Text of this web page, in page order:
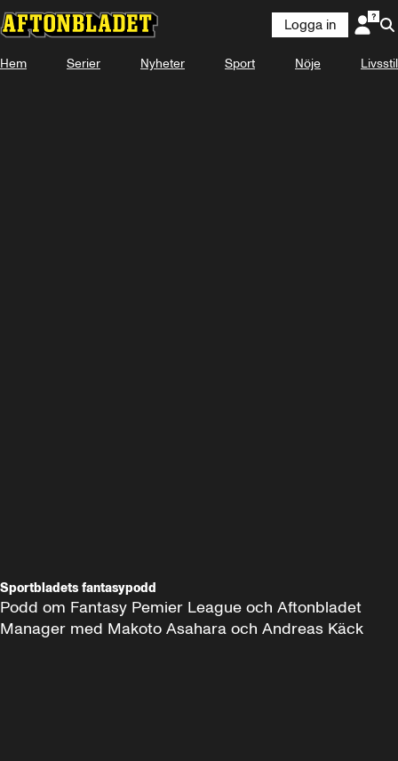
Logga in
Hem Serier Nyheter Sport Nöje Livsstil
Sportbladets fantasypodd
Podd om Fantasy Pemier League och Aftonbladet
Manager med Makoto Asahara och Andreas Käck